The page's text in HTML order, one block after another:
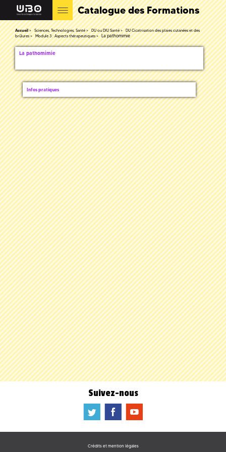
Catalogue des Formations
Accueil Sciences, Technologies, Santé DU ou DIU Santé
DU Cicatrisation des plaies cutanées et des
brûlures
Module 3 : Aspects thérapeutiques La pathomimie
La pathomimie
Infos pratiques
Suivez-nous
a b f
Crédits et mention légales